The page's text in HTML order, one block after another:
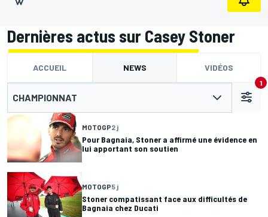
Dernières actus sur Casey Stoner
ACCUEIL NEWS VIDÉOS
CHAMPIONNAT
1
MOTOGP2 j
Pour Bagnaia, Stoner a affirmé une évidence en
lui apportant son soutien
MOTOGP5 j
Stoner compatissant face aux difficultés de
Bagnaia chez Ducati